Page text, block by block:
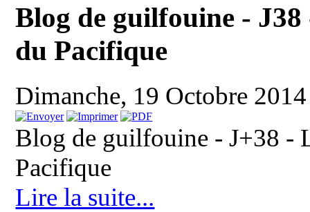
Blog de guilfouine -
du Pacifique
Dimanche, 19 Octobre
Blog de guilfouine - J+38 -
Pacifique
Lire la suite...